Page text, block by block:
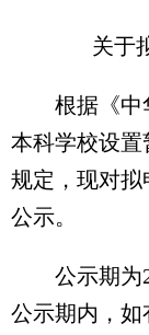
关于
根据《中华
本科学校设
规定，现对拟
公示。
公示期为
公示期内，